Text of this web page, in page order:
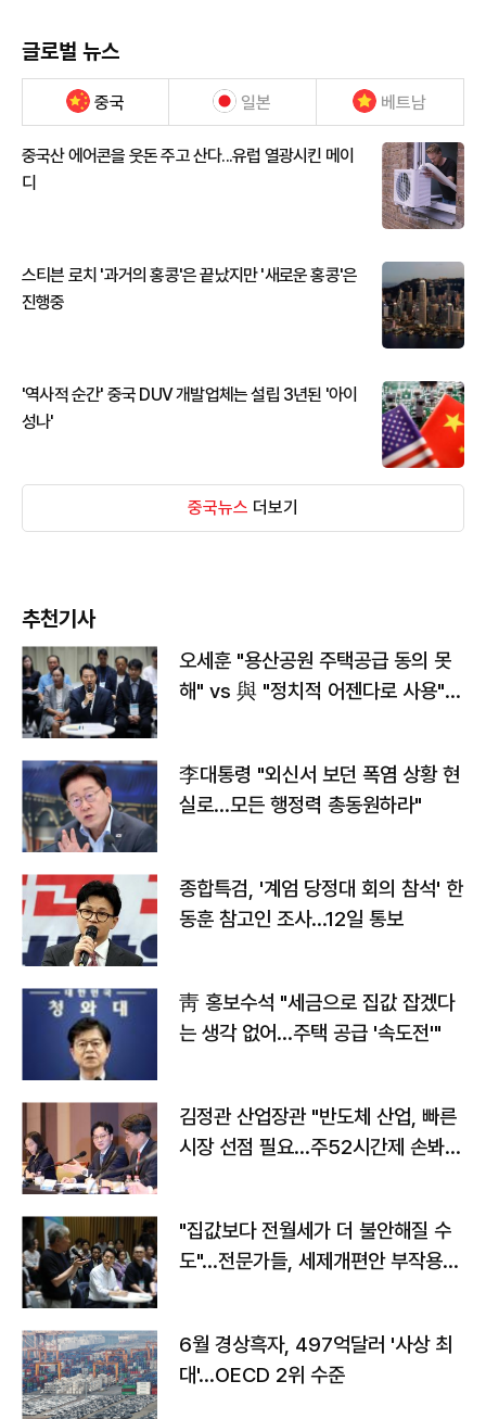
글로벌 뉴스
중국 일본 베트남
중국산 에어콘을 웃돈 주고 산다...유럽 열광시킨 메이
디
스티븐 로치 '과거의 홍콩'은 끝났지만 '새로운 홍콩'은
진행중
'역사적 순간' 중국 DUV 개발업체는 설립 3년된 '아이
성나'
중국뉴스 더보기
추천기사
오세훈 "용산공원 주택공급 동의 못
해" vs 與 "정치적 어젠다로 사용"
李대통령 "외신서 보던 폭염 상황 현
실로…모든 행정력 총동원하라"
종합특검, '계엄 당정대 회의 참석' 한
동훈 참고인 조사...12일 통보
靑 홍보수석 "세금으로 집값 잡겠다
는 생각 없어…주택 공급 '속도전'"
김정관 산업장관 "반도체 산업, 빠른
시장 선점 필요…주52시간제 손봐
"집값보다 전월세가 더 불안해질 수
도"…전문가들, 세제개편안 부작용
6월 경상흑자, 497억달러 '사상 최
대'…OECD 2위 수준